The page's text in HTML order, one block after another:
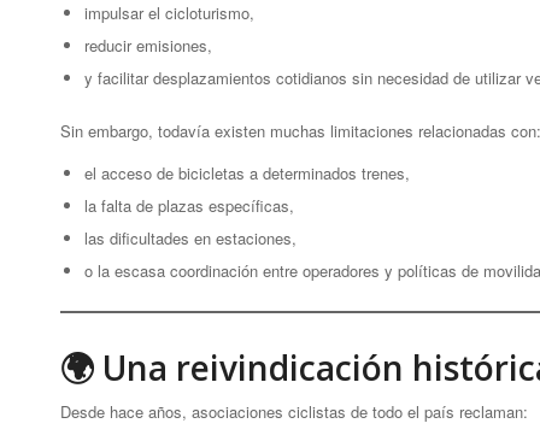
impulsar el cicloturismo,
reducir emisiones,
y facilitar desplazamientos cotidianos sin necesidad de utilizar
Sin embargo, todavía existen muchas limitaciones relacionadas con:
el acceso de bicicletas a determinados trenes,
la falta de plazas específicas,
las dificultades en estaciones,
o la escasa coordinación entre operadores y políticas de
🌍 Una reivindicación
Desde hace años, asociaciones ciclistas de todo el país reclaman: